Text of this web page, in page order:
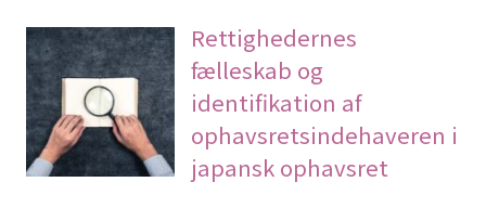
Rettighedernes
fælleskab og
identifikation af
ophavsretsindehaveren i
japansk ophavsret